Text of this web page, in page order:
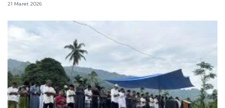
21 Maret 2026